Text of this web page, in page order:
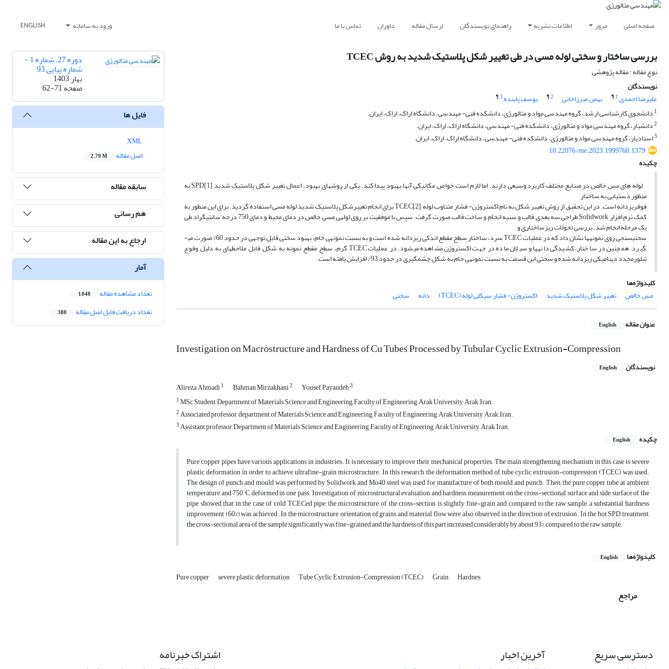
صفحه اصلی مرور اطلاعات نشریه راهنمای نویسندگان ارسال مقاله داوران تماس با ما ورود به سامانه ENGLISH
بررسی ساختار و سختی لوله مسی در طی تغییر شکل پلاستیک شدید به روش TCEC
نوع مقاله : مقاله پژوهشی
نویسندگان
علیرضا احمدی1
¶ بهمن میرزاخانی 2
¶ یوسف پاینده3
¶
1 دانشجوی کارشناسی ارشد، گروه مهندسی مواد و متالورژی، دانشکده فنی- مهندسی، دانشگاه اراک، اراک، ایران.
2دانشیار، گروه مهندسی مواد و متالورژی، دانشکده فنی- مهندسی، دانشگاه اراک، اراک، ایران.
3استادیار، گروه مهندسی مواد و متالورژی، دانشکده فنی- مهندسی، دانشگاه اراک، اراک، ایران.
10.22076/me.2023.1999760.1379
چکیده
لوله­ های مس خالص در صنایع مختلف کاربرد وسیعی دارند. اما لازم است خواص مکانیکی آن­ها بهبود پیدا کند. یکی از روش­های بهبود، اعمال تغییر شکل پلاستیک شدید SPD[1] به
منظور دستیابی به ساختار
فوق­ریزدانه است. در این تحقیق از روش تغییر شکل به نام اکستروژن- فشار متناوب لوله [2]TCEC برای انجام تغییرشکل پلاستیک شدید لوله مسی استفاده گردید. برای این منظور به
کمک نرم افزار Solidwork طراحی سه بعدی قالب و سنبه انجام و ساخت قالب صورت گرفت. سپس با موفقیت بر روی لوله­ی مسی خالص در دمای محیط و دمای 750 درجه سانتیگراد طی
یک مرحله انجام شد. بررسی تحولات ریزساختاری و
سختی­سنجی روی نمونه­ها نشان داد که در عملیات TCEC سرد، ساختار سطح مقطع اندکی ریزدانه شده است و به نسبت نمونه­ی خام، بهبود سختی قابل توجهی در حدود 60% صورت می­
گیرد. همچنین در ساختار، کشیدگی دانه­ها و سیلان ماده در جهت اکستروژن مشاهده می­شود. در عملیات TCEC گرم، سطح مقطع نمونه به شکل قابل ملاحظه­ای به دلیل وقوع
تبلورمجدد دینامیکی ریزدانه شده و سختی این قسمت به نسبت نمونه­ی خام به شکل چشم­گیری در حدود 93% افزایش یافته است.
کلیدواژه‌ها
مس خالص
تغییر شکل پلاستیک شدید اکستروژن- فشار سیکلی لوله (TCEC) دانه سختی
عنوان مقاله English
Investigation on Macrostructure and Hardness of Cu Tubes Processed by Tubular Cyclic Extrusion-Compression
نویسندگان English
Alireza Ahmadi1 Bahman Mirzakhani2 Yousef Payandeh3
1MSc Student, Department of Materials Science and Engineering, Faculty of Engineering, Arak University, Arak, Iran.
2Associated professor, department of Materials Science and Engineering, Faculty of Engineering, Arak University, Arak, Iran.
3Assistant professor, Department of Materials Science and Engineering, Faculty of Engineering, Arak University, Arak, Iran.
چکیده
English
Pure copper pipes have various applications in industries. It is necessary to improve their mechanical properties. The main strengthening mechanism in this case is severe
plastic deformation in order to achieve ultrafine-grain microstructure. In this research, the deformation method of tube cyclic extrusion-compression (TCEC) was used.
The design of punch and mould was performed by Solidwork and Mo40 steel was used for manufacture of both mould and punch. Then, the pure copper tube at ambient
temperature and 750 °C deformed in one pass. Investigation of microstructural evaluation and hardness measurement on the cross-sectional surface and side surface of the
pipe showed that in the case of cold TCECed pipe, the microstructure of the cross-section is slightly fine-grain and compared to the raw sample, a substantial hardness
improvement (60%) was achieved. In the microstructure, orientation of grains and material flow were also observed in the direction of extrusion. In the hot SPD treatment,
the cross-sectional area of ​​the sample significantly was fine-grained and the hardness of this part increased considerably by about 93% compared to the raw sample.
کلیدواژه‌ها English
Pure copper severe plastic deformation Tube Cyclic Extrusion-Compression (TCEC) Grain Hardnes
مراجع
دوره 27، شماره 1 -
شماره پیاپی 93
بهار 1403
صفحه62-71
فایل ها
اصل مقاله
2.79 M
سابقه مقاله
هم رسانی
ارجاع به این مقاله
آمار
تعداد مشاهده مقاله 1,048
تعداد دریافت فایل اصل مقاله 380
دسترسی سریع آخرین اخبار اشتراک خبرنامه